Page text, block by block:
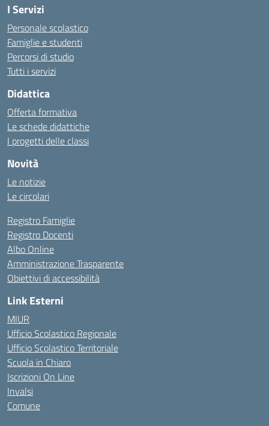
I Servizi
Personale scolastico
Famiglie e studenti
Percorsi di studio
Tutti i servizi
Didattica
Offerta formativa
Le schede didattiche
I progetti delle classi
Novità
Le notizie
Le circolari
Registro Famiglie
Registro Docenti
Albo Online
Amministrazione Trasparente
Obiettivi di accessibilità
Link Esterni
MIUR
Ufficio Scolastico Regionale
Ufficio Scolastico Territoriale
Scuola in Chiaro
Iscrizioni On Line
Invalsi
Comune